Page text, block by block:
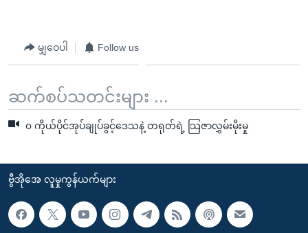
မျှဝေပါ Follow us
ဆက်စပ်သတင်းများ ...
၀ ကိုယ်ပိုင်အုပ်ချုပ်ခွင့်ဒေသနဲ့ တရုတ်ရဲ့ သြဇာလွှမ်းမိုးမှု
ဗွီအိုအေ လူမှုကွန်ယက်များ